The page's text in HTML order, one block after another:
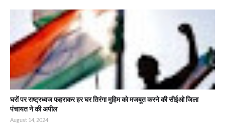
घरों पर राष्ट्रध्वज फहराकर हर घर तिरंगा मुहिम को मजबूत करने की सीईओ जिला
पंचायत ने की अपील
August 14, 2024